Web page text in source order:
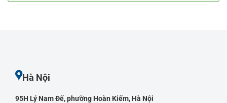
Hà Nội
95H Lý Nam Đế, phường Hoàn Kiếm, Hà Nội